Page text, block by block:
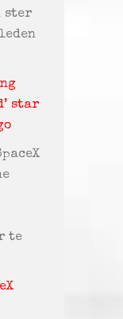
ster
star
te